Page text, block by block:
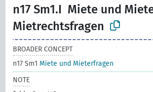
n17 Sm1.I Miete und
Mietrechtsfragen
BROADER CONCEPT
n17 Sm1 Miete und Mieterfragen
NOTE